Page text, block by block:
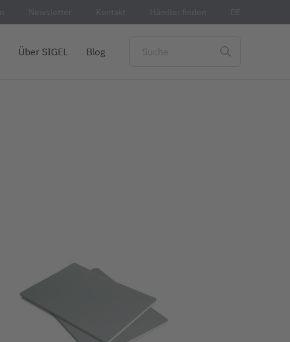
Newsletter Kontakt Händler finden DE
Über SIGEL Blog